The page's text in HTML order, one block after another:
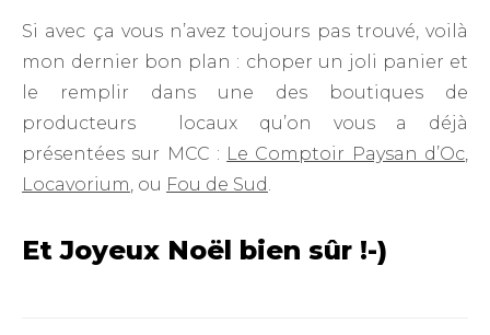
Si avec ça vous n’avez toujours pas trouvé, voilà
mon dernier bon plan : choper un joli panier et
le remplir dans une des boutiques de
producteurs locaux qu’on vous a déjà
présentées sur MCC : Le Comptoir Paysan d’Oc,
Locavorium, ou Fou de Sud.
EtJoyeux Noël bien sûr !-)